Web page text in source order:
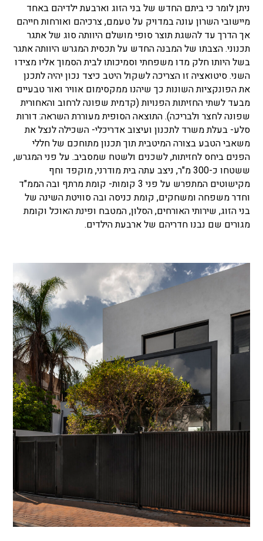
ניתן לומר כי ביתם החדש של בני הזוג וארבעת ילדיהם באחד
מיישובי השרון עונה במדויק על טעמם, צרכיהם ואורחות חייהם
אך הדרך עד להשגת תוצר סופי מושלם היוותה סוג של אתגר
תכנוני. הצבתו של המבנה החדש על תכסית המגרש היוותה אתגר
בשל היותו חלק מדו משפחתי וסמיכותו לבית הסמוך אליו מצידו
השני. סיטואציה זו הצריכה לשקול היטב כיצד נכון יהיה לתכנן
את הפונקציות השונות כך שיהנו ממקסימום אוויר ואור טבעיים
מבעד לשתי החזיתות הפנויות (קדמית שפונה לרחוב והאחורית
שפונה לחצר ולבריכה). התוצאה הסופית מעוררת השראה: דורות
סלע- בעלת משרד לתכנון ועיצוב אדריכלי- השכילה לנצל את
משאבי הטבע בצורה המיטבית תוך תכנון מתוחכם של חללי
הפנים ביחס לחזיתות, לשכנים ולשטח שמסביב. על פני המגרש,
ששטחו כ-300 מ"ר, ניצב עתה בית מודרני, מוקפד וחף
מקישוטים המתפרש על פני 3 קומות- קומת מרתף ובה הממ"ד
וחדר משפחה ומשחקים, קומת כניסה ובה סוויטת השינה של
בני הזוג, שירותי האורחים, הסלון, המטבח ופינת האוכל וקומת
מגורים שם נבנו חדריהם של ארבעת הילדים.